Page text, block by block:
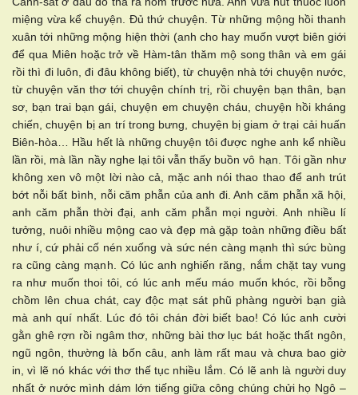
miệng vừa kể chuyện. Đủ thứ chuyện. Từ những mộng hồi thanh
xuân tới những mộng hiện thời (anh cho hay muốn vượt biên giới
để qua Miên hoặc trở về Hàm-tân thăm mộ song thân và em gái
rồi thì đi luôn, đi đâu không biết), từ chuyện nhà tới chuyện nước,
từ chuyện văn thơ tới chuyện chính trị, rồi chuyện bạn thân, bạn
sơ, bạn trai bạn gái, chuyện em chuyện cháu, chuyện hồi kháng
chiến, chuyện bị an trí trong bưng, chuyện bị giam ở trại cải huấn
Biên-hòa… Hầu hết là những chuyện tôi được nghe anh kể nhiều
lần rồi, mà lần nầy nghe lại tôi vẫn thấy buồn vô hạn. Tôi gần như
không xen vô một lời nào cả, mặc anh nói thao thao để anh trút
bớt nỗi bất bình, nỗi căm phẫn của anh đi. Anh căm phẫn xã hội,
anh căm phẫn thời đại, anh căm phẫn mọi người. Anh nhiều lí
tưởng, nuôi nhiều mộng cao và đẹp mà gặp toàn những điều bất
như í, cứ phải cố nén xuống và sức nén càng mạnh thì sức bùng
ra cũng càng mạnh. Có lúc anh nghiến răng, nắm chặt tay vung
ra như muốn thoi tôi, có lúc anh mếu máo muốn khóc, rồi bỗng
chồm lên chua chát, cay độc mạt sát phũ phàng người bạn già
mà anh quí nhất. Lúc đó tôi chán đời biết bao! Có lúc anh cười
gằn ghê rợn rồi ngâm thơ, những bài thơ lục bát hoặc thất ngôn,
ngũ ngôn, thường là bốn câu, anh làm rất mau và chưa bao giờ
in, vì lẽ nó khác với thơ thế tục nhiều lắm. Có lẽ anh là người duy
nhất ở nước mình dám lớn tiếng giữa công chúng chửi họ Ngô –